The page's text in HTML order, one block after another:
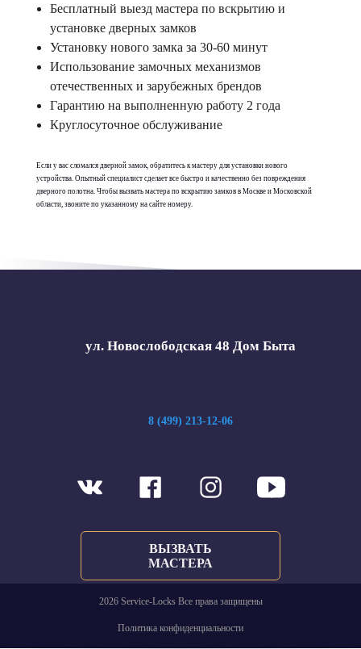
Бесплатный выезд мастера по вскрытию и
установке дверных замков
Установку нового замка за 30-60 минут
Использование замочных механизмов
отечественных и зарубежных брендов
Гарантию на выполненную работу 2 года
Круглосуточное обслуживание
Если у вас сломался дверной замок, обратитесь к мастеру для установки нового
устройства. Опытный специалист сделает все быстро и качественно без повреждения
дверного полотна. Чтобы вызвать мастера по вскрытию замков в Москве и Московской
области, звоните по указанному на сайте номеру.
ул. Новослободская 48 Дом Быта
8 (499) 213-12-06
ВЫЗВАТЬ
МАСТЕРА
2026 Service-Locks Все права защищены
Политика конфиденциальности